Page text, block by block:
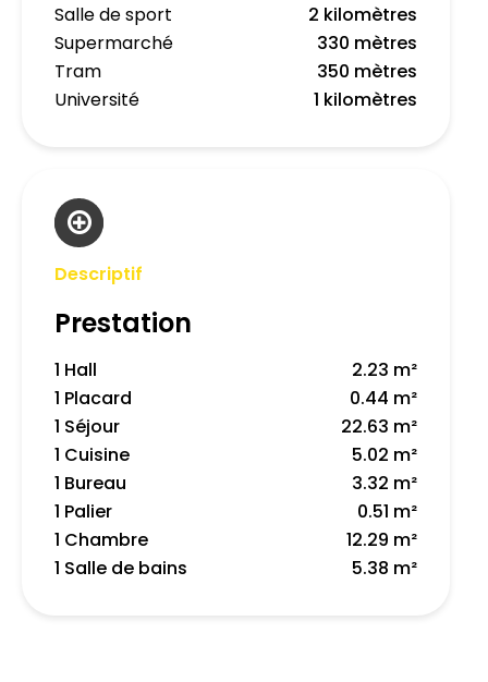
Salle de sport
2 kilomètres
Supermarché
330 mètres
Tram
350 mètres
Université
1 kilomètres
Descriptif
Prestation
1 Hall
2.23 m²
1 Placard
0.44 m²
1 Séjour
22.63 m²
1 Cuisine
5.02 m²
1 Bureau
3.32 m²
1 Palier
0.51 m²
1 Chambre
12.29 m²
1 Salle de bains
5.38 m²